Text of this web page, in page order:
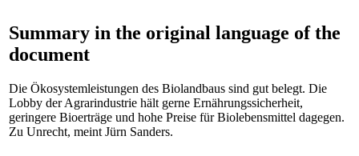
Summary in the original language of the
document
Die Ökosystemleistungen des Biolandbaus sind gut belegt. Die
Lobby der Agrarindustrie hält gerne Ernährungssicherheit,
geringere Bioerträge und hohe Preise für Biolebensmittel dagegen.
Zu Unrecht, meint Jürn Sanders.